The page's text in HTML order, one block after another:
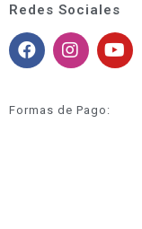
Redes Sociales
Formas de Pago: